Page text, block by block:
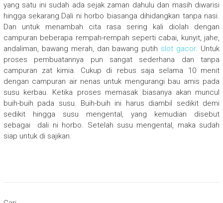
yang satu ini sudah ada sejak zaman dahulu dan masih diwarisi
hingga sekarang.Dali ni horbo biasanga dihidangkan tanpa nasi.
Dan untuk menambah cita rasa sering kali diolah dengan
campuran beberapa rempah-rempah seperti cabai, kunyit, jahe,
andaliman, bawang merah, dan bawang putih slot gacor. Untuk
proses pembuatannya pun sangat sederhana dan tanpa
campuran zat kimia. Cukup di rebus saja selama 10 menit
dengan campuran air nenas untuk mengurangi bau amis pada
susu kerbau. Ketika proses memasak biasanya akan muncul
buih-buih pada susu. Buih-buih ini harus diambil sedikit demi
sedikit hingga susu mengental, yang kemudian disebut
sebagai dali ni horbo. Setelah susu mengental, maka sudah
siap untuk di sajikan.